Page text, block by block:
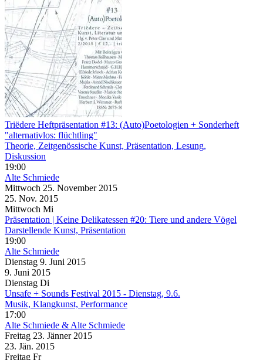
Triëdere Heftpräsentation #13: (Auto)Poetologien + Sonderheft
"alternativlos: flüchtling"
Theorie, Zeitgenössische Kunst, Präsentation, Lesung,
Diskussion
19:00
Alte Schmiede
Mittwoch 25. November 2015
25. Nov. 2015
Mittwoch Mi
Präsentation | Keine Delikatessen #20: Tiere und andere Vögel
Darstellende Kunst, Präsentation
19:00
Alte Schmiede
Dienstag 9. Juni 2015
9. Juni 2015
Dienstag Di
Unsafe + Sounds Festival 2015 - Dienstag, 9.6.
Musik, Klangkunst, Performance
17:00
Alte Schmiede & Alte Schmiede
Freitag 23. Jänner 2015
23. Jän. 2015
Freitag Fr